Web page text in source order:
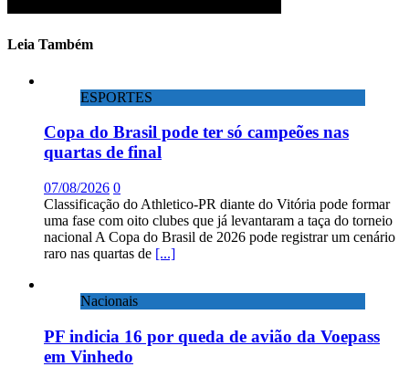
Leia Também
ESPORTES
Copa do Brasil pode ter só campeões nas
quartas de final
07/08/2026 0
Classificação do Athletico-PR diante do Vitória pode formar
uma fase com oito clubes que já levantaram a taça do torneio
nacional A Copa do Brasil de 2026 pode registrar um cenário
raro nas quartas de [...]
Nacionais
PF indicia 16 por queda de avião da Voepass
em Vinhedo